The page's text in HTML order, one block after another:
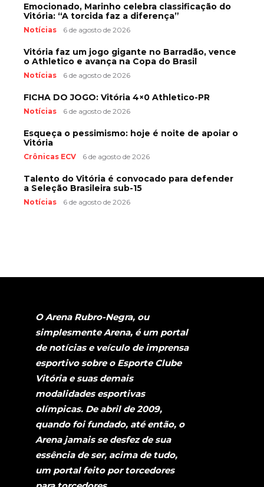
Emocionado, Marinho celebra classificação do
Vitória: “A torcida faz a diferença”
Notícias 6 de agosto de 2026
Vitória faz um jogo gigante no Barradão, vence
o Athletico e avança na Copa do Brasil
Notícias 6 de agosto de 2026
FICHA DO JOGO: Vitória 4×0 Athletico-PR
Notícias 6 de agosto de 2026
Esqueça o pessimismo: hoje é noite de apoiar o
Vitória
Crônicas ECV 6 de agosto de 2026
Talento do Vitória é convocado para defender
a Seleção Brasileira sub-15
Notícias 6 de agosto de 2026
O Arena Rubro-Negra, ou
simplesmente Arena, é um portal
de notícias e veículo de imprensa
esportivo sobre o Esporte Clube
Vitória e suas demais
modalidades esportivas
olímpicas. De abril de 2009,
quando foi fundado, até então, o
Arena jamais se desfez de sua
essência de ser, acima de tudo,
um portal feito por torcedores